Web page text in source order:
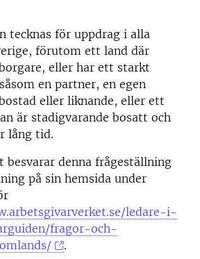
tecknas för uppdrag i alla
förutom ett land där
eller har ett starkt
en partner, en egen
eller liknande, eller ett
är stadigvarande bosatt och
lång tid.
besvarar denna frågeställning
på sin hemsida under
ledare-i-
fragor-och-
.